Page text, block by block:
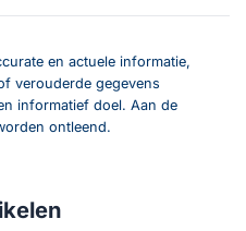
en actuele informatie,
verouderde gegevens
informatief doel. Aan de
ontleend.